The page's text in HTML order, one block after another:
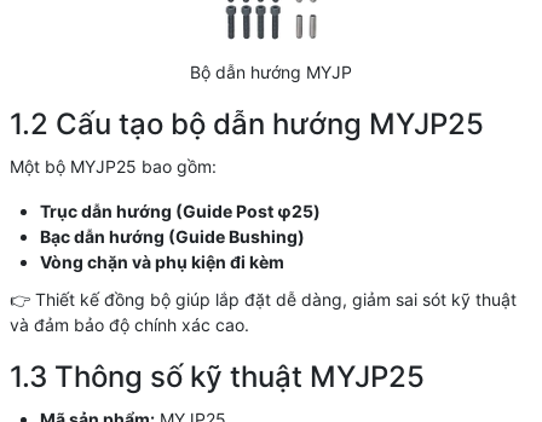
Bộ dẫn hướng MYJP
1.2 Cấu tạo bộ dẫn hướng MYJP25
Một bộ MYJP25 bao gồm:
Trục dẫn hướng (Guide Post φ25)
Bạc dẫn hướng (Guide Bushing)
Vòng chặn và phụ kiện đi kèm
👉 Thiết kế đồng bộ giúp lắp đặt dễ dàng, giảm sai sót kỹ thuật
và đảm bảo độ chính xác cao.
1.3 Thông số kỹ thuật MYJP25